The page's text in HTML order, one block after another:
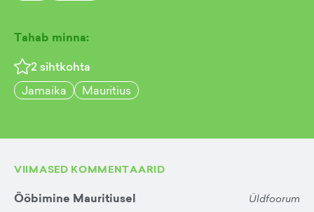
Tahab minna:
2 sihtkohta
Jamaika
Mauritius
VIIMASED KOMMENTAARID
Ööbimine Mauritiusel Üldfoorum